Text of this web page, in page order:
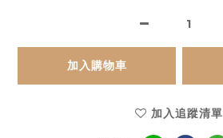
加入購物車
加入追蹤清單